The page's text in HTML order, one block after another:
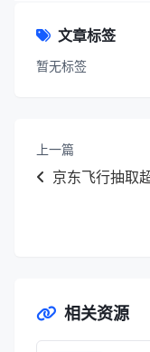
文章标签
暂无标签
上一篇
京东飞行抽取
相关资源